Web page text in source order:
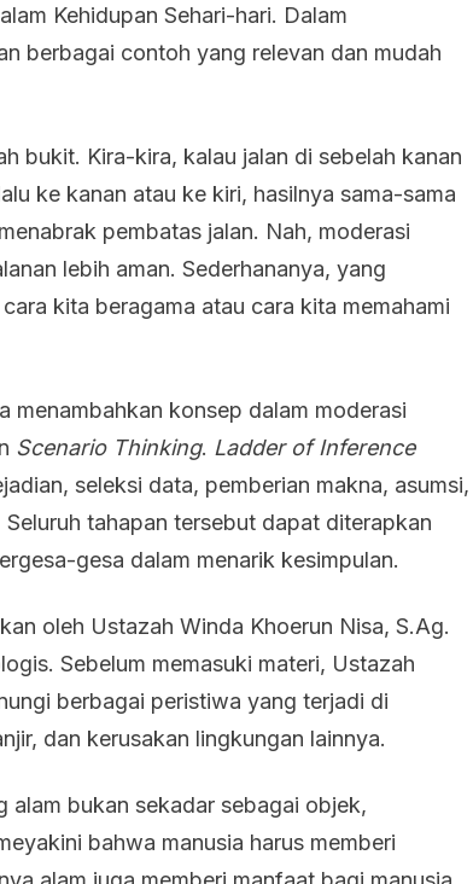
Kehidupan Sehari-hari. Dalam
berbagai contoh yang relevan dan mudah
bukit. Kira-kira, kalau jalan di sebelah kanan
ke kanan atau ke kiri, hasilnya sama-sama
pembatas jalan. Nah, moderasi
lebih aman. Sederhananya, yang
kita beragama atau cara kita memahami
menambahkan konsep dalam moderasi
Scenario Thinking. Ladder of Inference
seleksi data, pemberian makna, asumsi,
tahapan tersebut dapat diterapkan
gesa dalam menarik kesimpulan.
oleh Ustazah Winda Khoerun Nisa, S.Ag.
Sebelum memasuki materi, Ustazah
berbagai peristiwa yang terjadi di
dan kerusakan lingkungan lainnya.
alam bukan sekadar sebagai objek,
bahwa manusia harus memberi